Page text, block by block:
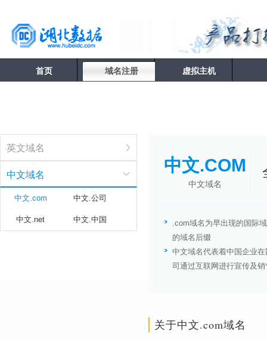
首页 域名注册 虚拟主机
英文域名
中文域名
中文.com 中文.公司
中文.net 中文.中国
中文.COM
中文域名
.com域名为早出现的国际
的域名后缀
中文域名代表着中国企业
司通过互联网进行宣传及
关于中文.com域名